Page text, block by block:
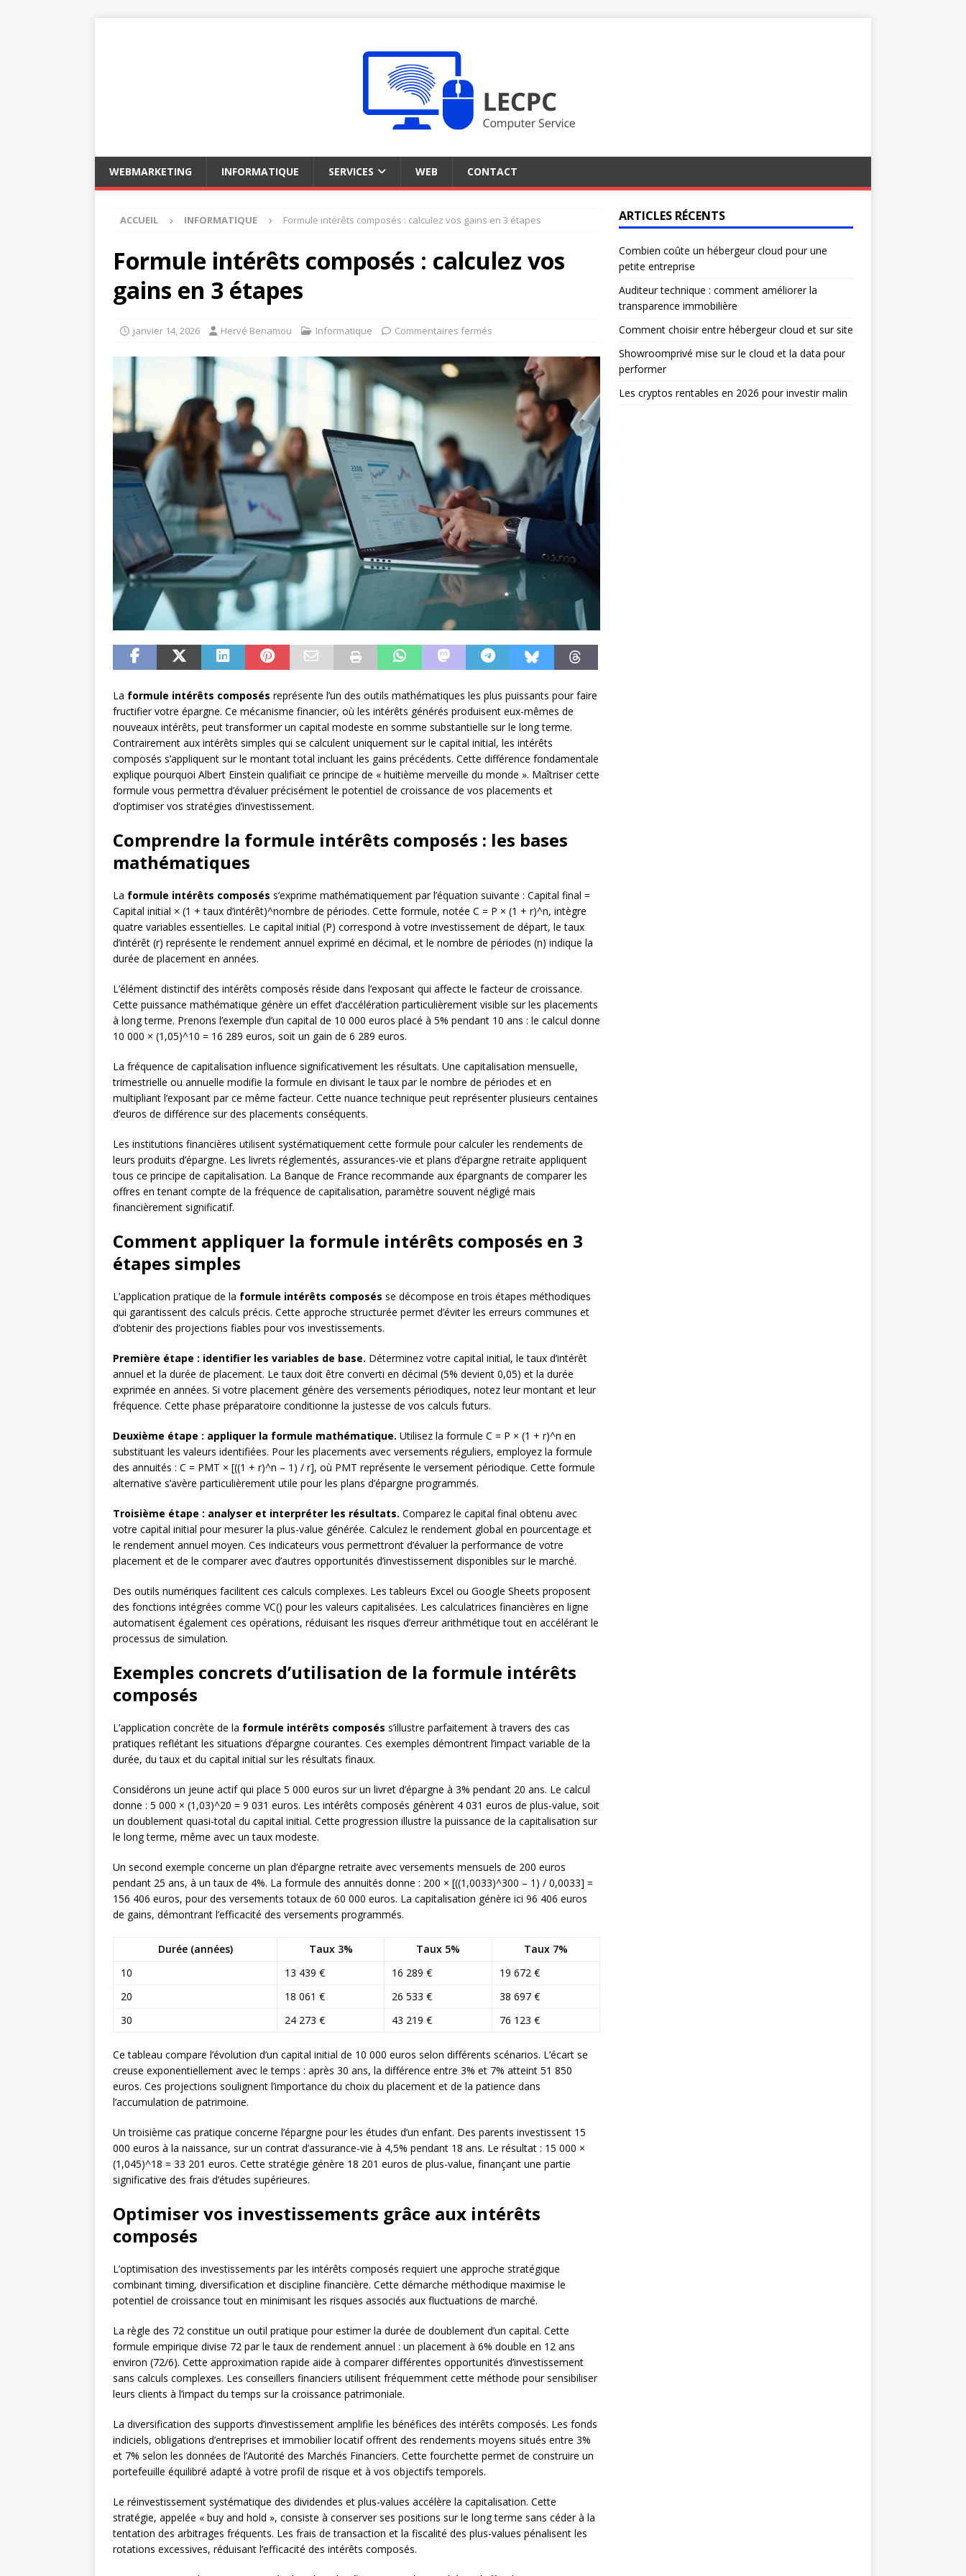
WEBMARKETING INFORMATIQUE SERVICES WEB CONTACT
ACCUEIL INFORMATIQUE Formule intérêts composés : calculez vos gains en 3 étapes
Formule intérêts composés : calculez vos
gains en 3 étapes
janvier 14, 2026 Hervé Benamou Informatique Commentaires fermés
La formule intérêts composés représente l’un des outils mathématiques les plus puissants pour faire
fructifier votre épargne. Ce mécanisme financier, où les intérêts générés produisent eux-mêmes de
nouveaux intérêts, peut transformer un capital modeste en somme substantielle sur le long terme.
Contrairement aux intérêts simples qui se calculent uniquement sur le capital initial, les intérêts
composés s’appliquent sur le montant total incluant les gains précédents. Cette différence fondamentale
explique pourquoi Albert Einstein qualifiait ce principe de « huitième merveille du monde ». Maîtriser cette
formule vous permettra d’évaluer précisément le potentiel de croissance de vos placements et
d’optimiser vos stratégies d’investissement.
Comprendre la formule intérêts composés : les bases
mathématiques
La formule intérêts composés s’exprime mathématiquement par l’équation suivante : Capital final =
Capital initial × (1 + taux d’intérêt)^nombre de périodes. Cette formule, notée C = P × (1 + r)^n, intègre
quatre variables essentielles. Le capital initial (P) correspond à votre investissement de départ, le taux
d’intérêt (r) représente le rendement annuel exprimé en décimal, et le nombre de périodes (n) indique la
durée de placement en années.
L’élément distinctif des intérêts composés réside dans l’exposant qui affecte le facteur de croissance.
Cette puissance mathématique génère un effet d’accélération particulièrement visible sur les placements
à long terme. Prenons l’exemple d’un capital de 10 000 euros placé à 5% pendant 10 ans : le calcul donne
10 000 × (1,05)^10 = 16 289 euros, soit un gain de 6 289 euros.
La fréquence de capitalisation influence significativement les résultats. Une capitalisation mensuelle,
trimestrielle ou annuelle modifie la formule en divisant le taux par le nombre de périodes et en
multipliant l’exposant par ce même facteur. Cette nuance technique peut représenter plusieurs centaines
d’euros de différence sur des placements conséquents.
Les institutions financières utilisent systématiquement cette formule pour calculer les rendements de
leurs produits d’épargne. Les livrets réglementés, assurances-vie et plans d’épargne retraite appliquent
tous ce principe de capitalisation. La Banque de France recommande aux épargnants de comparer les
offres en tenant compte de la fréquence de capitalisation, paramètre souvent négligé mais
financièrement significatif.
Comment appliquer la formule intérêts composés en 3
étapes simples
L’application pratique de la formule intérêts composés se décompose en trois étapes méthodiques
qui garantissent des calculs précis. Cette approche structurée permet d’éviter les erreurs communes et
d’obtenir des projections fiables pour vos investissements.
Première étape : identifier les variables de base. Déterminez votre capital initial, le taux d’intérêt
annuel et la durée de placement. Le taux doit être converti en décimal (5% devient 0,05) et la durée
exprimée en années. Si votre placement génère des versements périodiques, notez leur montant et leur
fréquence. Cette phase préparatoire conditionne la justesse de vos calculs futurs.
Deuxième étape : appliquer la formule mathématique. Utilisez la formule C = P × (1 + r)^n en
substituant les valeurs identifiées. Pour les placements avec versements réguliers, employez la formule
des annuités : C = PMT × [((1 + r)^n – 1) / r], où PMT représente le versement périodique. Cette formule
alternative s’avère particulièrement utile pour les plans d’épargne programmés.
Troisième étape : analyser et interpréter les résultats. Comparez le capital final obtenu avec
votre capital initial pour mesurer la plus-value générée. Calculez le rendement global en pourcentage et
le rendement annuel moyen. Ces indicateurs vous permettront d’évaluer la performance de votre
placement et de le comparer avec d’autres opportunités d’investissement disponibles sur le marché.
Des outils numériques facilitent ces calculs complexes. Les tableurs Excel ou Google Sheets proposent
des fonctions intégrées comme VC() pour les valeurs capitalisées. Les calculatrices financières en ligne
automatisent également ces opérations, réduisant les risques d’erreur arithmétique tout en accélérant le
processus de simulation.
Exemples concrets d’utilisation de la formule intérêts
composés
L’application concrète de la formule intérêts composés s’illustre parfaitement à travers des cas
pratiques reflétant les situations d’épargne courantes. Ces exemples démontrent l’impact variable de la
durée, du taux et du capital initial sur les résultats finaux.
Considérons un jeune actif qui place 5 000 euros sur un livret d’épargne à 3% pendant 20 ans. Le calcul
donne : 5 000 × (1,03)^20 = 9 031 euros. Les intérêts composés génèrent 4 031 euros de plus-value, soit
un doublement quasi-total du capital initial. Cette progression illustre la puissance de la capitalisation sur
le long terme, même avec un taux modeste.
Un second exemple concerne un plan d’épargne retraite avec versements mensuels de 200 euros
pendant 25 ans, à un taux de 4%. La formule des annuités donne : 200 × [((1,0033)^300 – 1) / 0,0033] =
156 406 euros, pour des versements totaux de 60 000 euros. La capitalisation génère ici 96 406 euros
de gains, démontrant l’efficacité des versements programmés.
Durée (années) Taux 3% Taux 5%
Taux 7%
10
13 439 € 16 289 €
19 672 €
20
18 061 € 26 533 €
38 697 €
30
24 273 € 43 219 € 76 123 €
Ce tableau compare l’évolution d’un capital initial de 10 000 euros selon différents scénarios. L’écart se
creuse exponentiellement avec le temps : après 30 ans, la différence entre 3% et 7% atteint 51 850
euros. Ces projections soulignent l’importance du choix du placement et de la patience dans
l’accumulation de patrimoine.
Un troisième cas pratique concerne l’épargne pour les études d’un enfant. Des parents investissent 15
000 euros à la naissance, sur un contrat d’assurance-vie à 4,5% pendant 18 ans. Le résultat : 15 000 ×
(1,045)^18 = 33 201 euros. Cette stratégie génère 18 201 euros de plus-value, finançant une partie
significative des frais d’études supérieures.
Optimiser vos investissements grâce aux intérêts
composés
L’optimisation des investissements par les intérêts composés requiert une approche stratégique
combinant timing, diversification et discipline financière. Cette démarche méthodique maximise le
potentiel de croissance tout en minimisant les risques associés aux fluctuations de marché.
La règle des 72 constitue un outil pratique pour estimer la durée de doublement d’un capital. Cette
formule empirique divise 72 par le taux de rendement annuel : un placement à 6% double en 12 ans
environ (72/6). Cette approximation rapide aide à comparer différentes opportunités d’investissement
sans calculs complexes. Les conseillers financiers utilisent fréquemment cette méthode pour sensibiliser
leurs clients à l’impact du temps sur la croissance patrimoniale.
La diversification des supports d’investissement amplifie les bénéfices des intérêts composés. Les fonds
indiciels, obligations d’entreprises et immobilier locatif offrent des rendements moyens situés entre 3%
et 7% selon les données de l’Autorité des Marchés Financiers. Cette fourchette permet de construire un
portefeuille équilibré adapté à votre profil de risque et à vos objectifs temporels.
Le réinvestissement systématique des dividendes et plus-values accélère la capitalisation. Cette
stratégie, appelée « buy and hold », consiste à conserver ses positions sur le long terme sans céder à la
tentation des arbitrages fréquents. Les frais de transaction et la fiscalité des plus-values pénalisent les
rotations excessives, réduisant l’efficacité des intérêts composés.
ARTICLES RÉCENTS
Combien coûte un hébergeur cloud pour une
petite entreprise
Auditeur technique : comment améliorer la
transparence immobilière
Comment choisir entre hébergeur cloud et sur site
Showroomprivé mise sur le cloud et la data pour
performer
Les cryptos rentables en 2026 pour investir malin